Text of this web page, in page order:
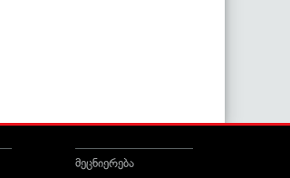
მეცნიერება